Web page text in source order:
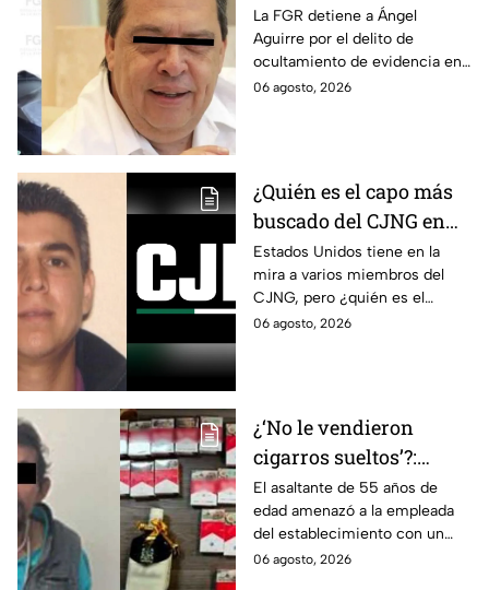
por la "Verdad
Histórica"; Así fue como
Ángel Aguirre obstruyó
la justicia en caso
La FGR detiene a Ángel
Aguirre por el delito de
ocultamiento de evidencia en
el caso Ayotzinapa. Esta es la
06 agosto, 2026
¿Quién es el capo más
buscado del CJNG en
Estados Unidos?
Estados Unidos tiene en la
mira a varios miembros del
CJNG, pero ¿quién es el
miembro más buscado por el
06 agosto, 2026
¿‘No le vendieron
cigarros sueltos’?:
Detienen a hombre tras
asaltar una tienda y
llevarse más de 30
cajetillas en Iztapalapa
El asaltante de 55 años de
edad amenazó a la empleada
del establecimiento con un
arma de fuego, llevándose
06 agosto, 2026